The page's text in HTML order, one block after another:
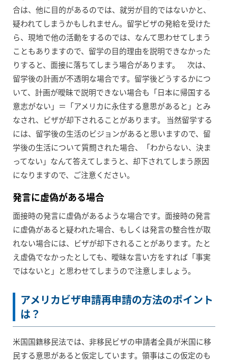
合は、他に目的があるのでは、就労が目的ではないかと、
疑われてしまうかもしれません。留学ビザの発給を受けた
ら、現地で他の活動をするのでは、なんて思わせてしまう
こともありますので、留学の目的理由を説明できなかった
りすると、面接に落ちてしまう場合があります。 次は、
留学後の計画が不透明な場合です。留学後どうするかにつ
いて、計画が曖昧で説明できない場合も「日本に帰国する
意志がない」＝「アメリカに永住する意思があると」とみ
なされ、ビザが却下されることがあります。 当然留学する
には、留学後の生活のビジョンがあると思いますので、留
学後の生活について質問された場合、「わからない、決ま
ってない」なんて答えてしまうと、却下されてしまう原因
になりますので、ご注意ください。
発言に虚偽がある場合
面接時の発言に虚偽があるような場合です。面接時の発言
に虚偽があると疑われた場合、もしくは発言の整合性が取
れない場合には、ビザが却下されることがあります。たと
え虚偽でなかったとしても、曖昧な言い方をすれば「事実
ではないと」と思わせてしまうので注意しましょう。
アメリカビザ申請再申請の方法のポイント
は？
米国国籍移民法では、非移民ビザの申請者全員が米国に移
民する意思があると仮定しています。領事はこの仮定のも